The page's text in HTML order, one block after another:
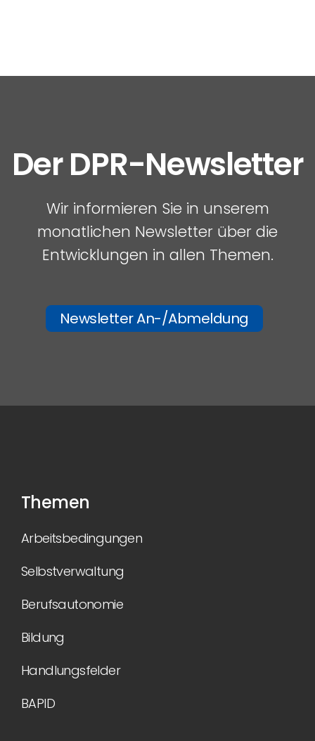
Der DPR-Newsletter
Wir informieren Sie in unserem
monatlichen Newsletter über die
Entwicklungen in allen Themen.
Newsletter An-/Abmeldung
Themen
Arbeitsbedingungen
Selbstverwaltung
Berufsautonomie
Bildung
Handlungsfelder
BAPID